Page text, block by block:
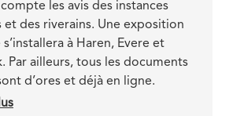
les avis des instances
et des riverains. Une exposition
à Haren, Evere et
Par ailleurs, tous les documents
d’ores et déjà en ligne.